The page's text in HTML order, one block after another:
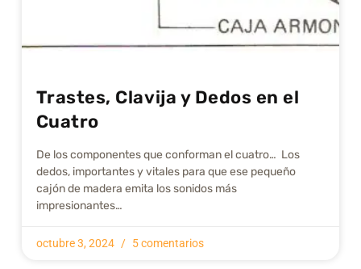
Trastes, Clavija y Dedos en el
Cuatro
De los componentes que conforman el cuatro… Los
dedos, importantes y vitales para que ese pequeño
cajón de madera emita los sonidos más
impresionantes…
octubre 3, 2024 5 comentarios